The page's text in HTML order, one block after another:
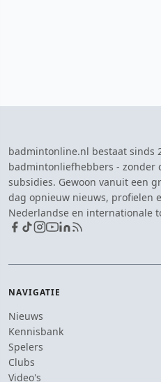
badmintonline.nl bestaat sinds
badmintonliefhebbers - zonder
subsidies. Gewoon vanuit een
dag opnieuw nieuws, profielen
Nederlandse en internationale
NAVIGATIE
Nieuws
Kennisbank
Spelers
Clubs
Video's